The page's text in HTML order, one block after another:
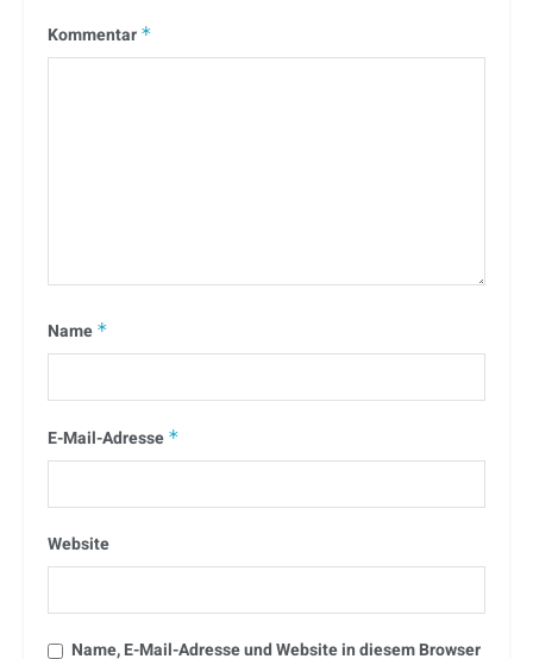
Kommentar *
Name *
E-Mail-Adresse *
Website
Name, E-Mail-Adresse und Website in diesem Browser